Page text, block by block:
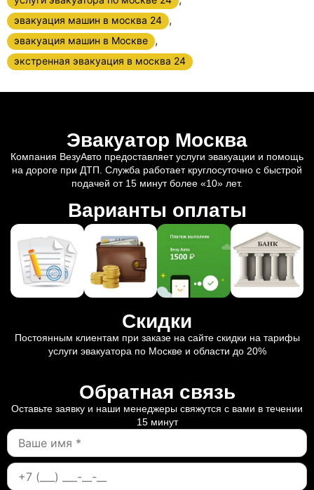
эвакуация машин в москва 24 ,
эвакуация машин в Москве ,
экстренная эвакуация в москва 24
Эвакуатор Москва
Компания ВезуАвто предоставляет услуги эвакуации и помощь
на дороге при ДТП. Служба работает круглосуточно с быстрой
подачей от 15 минут более «10» лет.
Варианты оплаты
Скидки
Постоянным клиентам при заказе на сайте скидки на тарифы
услуги эвакуатора по Москве и области до 20%
Обратная связь
Оставьте заявку и наши менеджеры свяжутся с вами в течении
15 минут